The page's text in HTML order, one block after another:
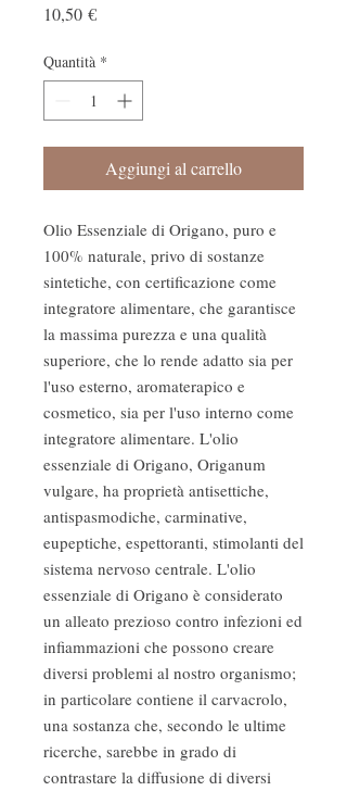
10,50 €Prezzo
Quantità *
Aggiungi al carrello
Olio Essenziale di Origano, puro e
100% naturale, privo di sostanze
sintetiche, con certificazione come
integratore alimentare, che garantisce
la massima purezza e una qualità
superiore, che lo rende adatto sia per
l'uso esterno, aromaterapico e
cosmetico, sia per l'uso interno come
integratore alimentare. L'olio
essenziale di Origano, Origanum
vulgare, ha proprietà antisettiche,
antispasmodiche, carminative,
eupeptiche, espettoranti, stimolanti del
sistema nervoso centrale. L'olio
essenziale di Origano è considerato
un alleato prezioso contro infezioni ed
infiammazioni che possono creare
diversi problemi al nostro organismo;
in particolare contiene il carvacrolo,
una sostanza che, secondo le ultime
ricerche, sarebbe in grado di
contrastare la diffusione di diversi